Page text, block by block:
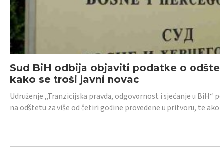
Sud BiH odbija objaviti podatke o
kako se troši javni novac
Udruženje „Tranzicijska pravda, odgovornost i sjećanje u
na odštetu za više od četiri godine provedene u pritvoru, te